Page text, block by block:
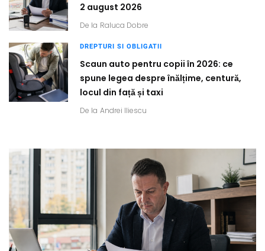
2 august 2026
De la Raluca Dobre
DREPTURI SI OBLIGATII
Scaun auto pentru copii în 2026: ce
spune legea despre înălțime, centură,
locul din față și taxi
De la Andrei Iliescu